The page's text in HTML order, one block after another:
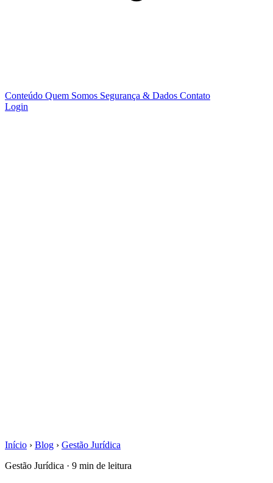
Conteúdo Quem Somos Segurança & Dados Contato
Login
Início › Blog › Gestão Jurídica
Gestão Jurídica · 9 min de leitura